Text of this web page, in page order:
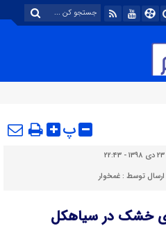
پ
۲۳ دی ۱۳۹۸ - ۲۲:۴۳
ارسال توسط :غمخوار